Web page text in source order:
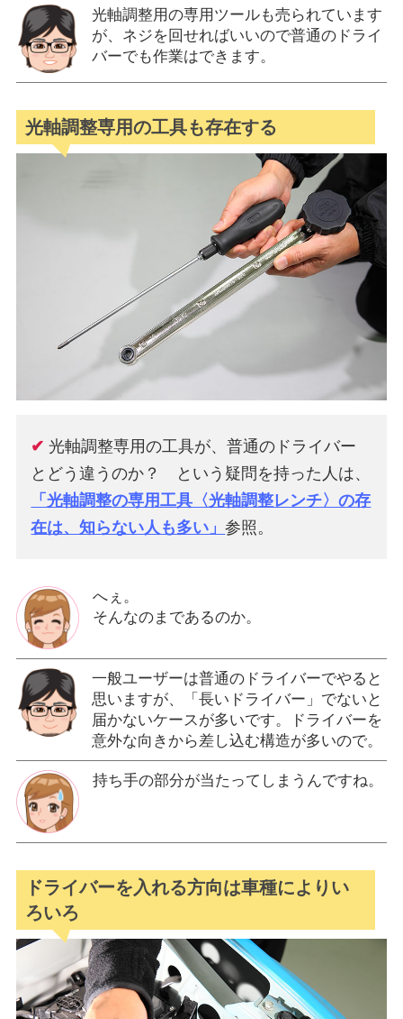
光軸調整用の専用ツールも売られています
が、ネジを回せればいいので普通のドライ
バーでも作業はできます。
光軸調整専用の工具も存在する
✔光軸調整専用の工具が、普通のドライバー
とどう違うのか？ という疑問を持った人は、
「光軸調整の専用工具〈光軸調整レンチ〉の存
在は、知らない人も多い」参照。
へぇ。
そんなのまであるのか。
一般ユーザーは普通のドライバーでやると
思いますが、「長いドライバー」でないと
届かないケースが多いです。ドライバーを
意外な向きから差し込む構造が多いので。
持ち手の部分が当たってしまうんですね。
ドライバーを入れる方向は車種によりい
ろいろ